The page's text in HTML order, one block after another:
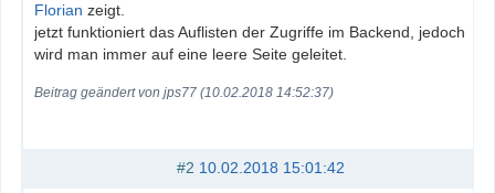
Florian zeigt.
jetzt funktioniert das Auflisten der Zugriffe im Backend, jedoch
wird man immer auf eine leere Seite geleitet.
Beitrag geändert von jps77 (10.02.2018 14:52:37)
#2 10.02.2018 15:01:42